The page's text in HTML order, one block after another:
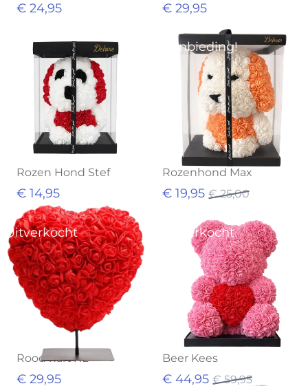
€ 24,95 € 29,95
Rozen Hond Stef
€ 14,95
Aanbieding!
Rozenhond Max
€ 19,95 € 25,00
Uitverkocht
Rood hart XL
€ 29,95
Uitverkocht
Beer Kees
€ 44,95 € 59,95